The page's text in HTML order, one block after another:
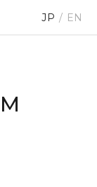
JP EN